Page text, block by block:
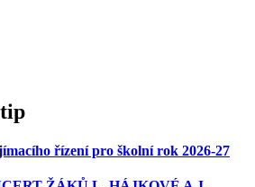
řízení pro školní rok 2026-27